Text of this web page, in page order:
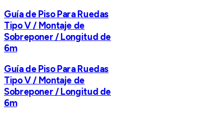
Guía de Piso Para Ruedas
Tipo V / Montaje de
Sobreponer / Longitud de
6m
Guía de Piso Para Ruedas
Tipo V / Montaje de
Sobreponer / Longitud de
6m